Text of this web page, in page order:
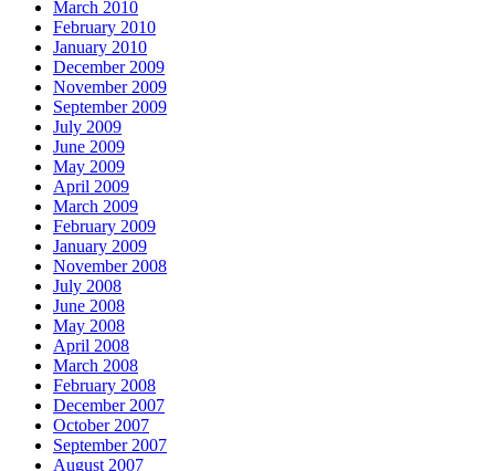
March 2010
February 2010
January 2010
December 2009
November 2009
September 2009
July 2009
June 2009
May 2009
April 2009
March 2009
February 2009
January 2009
November 2008
July 2008
June 2008
May 2008
April 2008
March 2008
February 2008
December 2007
October 2007
September 2007
August 2007